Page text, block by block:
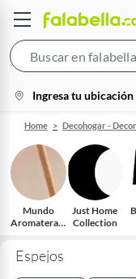
location-
icon
Ingresa tu ubicación
Home Decohogar -
Mundo
Aromaterapi
Just Home
Collection
Espejos